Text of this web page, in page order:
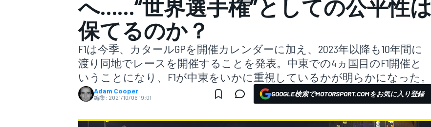
スーパーフォーミュラ
へ……“世界選手権”としての公平性は
保てるのか？
F1は今季、カタールGPを開催カレンダーに加え、2023年以降も10年間に
渡り同地でレースを開催することを発表。中東での4ヵ国目のF1開催と
いうことになり、F1が中東をいかに重視しているかが明らかになった。
Adam Cooper
編集: 2021/10/06 19:01 GOOGLE検索でMOTORSPORT.COMをお気に入り登録